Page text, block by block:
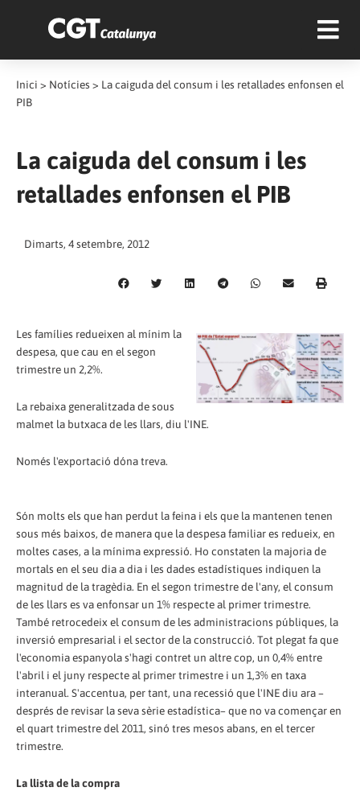
Inici > Notícies > La caiguda del consum i les retallades enfonsen el
PIB
La caiguda del consum i les
retallades enfonsen el PIB
Dimarts, 4 setembre, 2012
Les famílies redueixen al mínim la
despesa, que cau en el segon
trimestre un 2,2%.
La rebaixa generalitzada de sous
malmet la butxaca de les llars, diu l'INE.
Només l'exportació dóna treva.
Són molts els que han perdut la feina i els que la mantenen tenen
sous més baixos, de manera que la despesa familiar es redueix, en
moltes cases, a la mínima expressió. Ho constaten la majoria de
mortals en el seu dia a dia i les dades estadístiques indiquen la
magnitud de la tragèdia. En el segon trimestre de l'any, el consum
de les llars es va enfonsar un 1% respecte al primer trimestre.
També retrocedeix el consum de les administracions públiques, la
inversió empresarial i el sector de la construcció. Tot plegat fa que
l'economia espanyola s'hagi contret un altre cop, un 0,4% entre
l'abril i el juny respecte al primer trimestre i un 1,3% en taxa
interanual. S'accentua, per tant, una recessió que l'INE diu ara –
després de revisar la seva sèrie estadística– que no va començar en
el quart trimestre del 2011, sinó tres mesos abans, en el tercer
trimestre.
La llista de la compra